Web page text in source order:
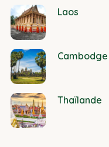
Laos
Cambodge
Thaïlande